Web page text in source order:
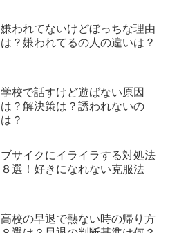
嫌われてないけどぼっちな理由
は？嫌われてるの人の違いは？
学校で話すけど遊ばない原因
は？解決策は？誘われないの
は？
ブサイクにイライラする対処法
８選！好きになれない克服法
高校の早退で熱ない時の帰り方